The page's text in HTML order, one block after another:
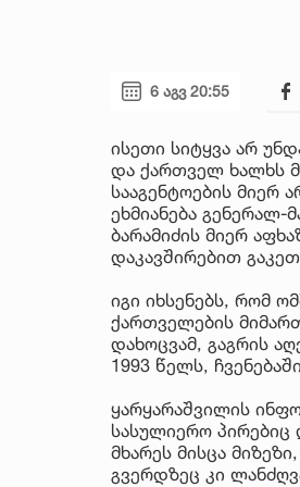
6 აგვ 20:55
ისეთი სიტყვა არ
და ქართველ ხალხს
სააგენტოების
ეხმიანება
ბარამიძის მიერ
დაკავშირებით
იგი იხსენებს, რომ
ქართველების
დახოცვამ, გაგრის
1993 წელს,
ყარყარაშვილის
სასულიერო პირებიც
მხარეს მისცა
გვერდზეც კი